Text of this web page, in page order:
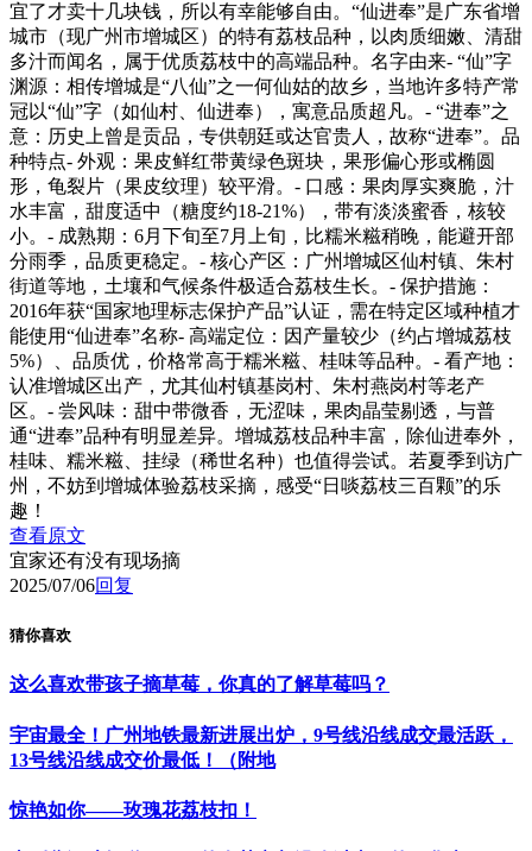
宜了才卖十几块钱，所以有幸能够自由。“仙进奉”是广东省增
城市（现广州市增城区）的特有荔枝品种，以肉质细嫩、清甜
多汁而闻名，属于优质荔枝中的高端品种。名字由来- “仙”字
渊源：相传增城是“八仙”之一何仙姑的故乡，当地许多特产常
冠以“仙”字（如仙村、仙进奉），寓意品质超凡。- “进奉”之
意：历史上曾是贡品，专供朝廷或达官贵人，故称“进奉”。品
种特点- 外观：果皮鲜红带黄绿色斑块，果形偏心形或椭圆
形，龟裂片（果皮纹理）较平滑。- 口感：果肉厚实爽脆，汁
水丰富，甜度适中（糖度约18-21%），带有淡淡蜜香，核较
小。- 成熟期：6月下旬至7月上旬，比糯米糍稍晚，能避开部
分雨季，品质更稳定。- 核心产区：广州增城区仙村镇、朱村
街道等地，土壤和气候条件极适合荔枝生长。- 保护措施：
2016年获“国家地理标志保护产品”认证，需在特定区域种植才
能使用“仙进奉”名称- 高端定位：因产量较少（约占增城荔枝
5%）、品质优，价格常高于糯米糍、桂味等品种。- 看产地：
认准增城区出产，尤其仙村镇基岗村、朱村燕岗村等老产
区。- 尝风味：甜中带微香，无涩味，果肉晶莹剔透，与普
通“进奉”品种有明显差异。增城荔枝品种丰富，除仙进奉外，
桂味、糯米糍、挂绿（稀世名种）也值得尝试。若夏季到访广
州，不妨到增城体验荔枝采摘，感受“日啖荔枝三百颗”的乐
趣！
查看原文
宜家还有没有现场摘
2025/07/06回复
猜你喜欢
这么喜欢带孩子摘草莓，你真的了解草莓吗？
宇宙最全！广州地铁最新进展出炉，9号线沿线成交最活跃，
13号线沿线成交价最低！（附地
惊艳如你——玫瑰花荔枝扣！